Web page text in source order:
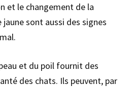
et le changement de la
sont aussi des signes
et du poil fournit des
des chats. Ils peuvent, par